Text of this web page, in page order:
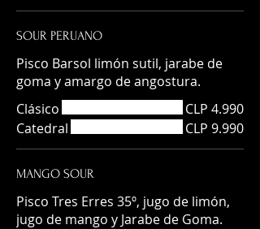
SOUR PERUANO
Pisco Barsol limón sutil, jarabe de
goma y amargo de angostura.
Clásico
CLP 4.990
Catedral
CLP 9.990
MANGO SOUR
Pisco Tres Erres 35º, jugo de limón,
jugo de mango y Jarabe de Goma.